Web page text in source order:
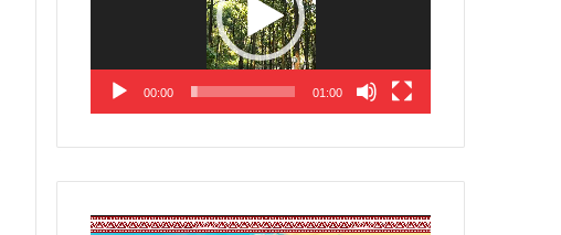
00:00 01:00
Video